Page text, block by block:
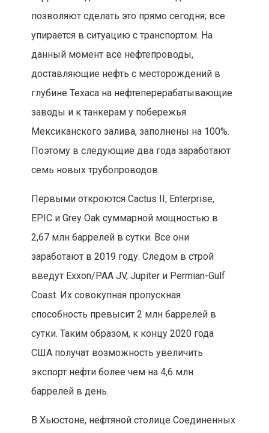
позволяют сделать это прямо сегодня; все
упирается в ситуацию с транспортом. На
данный момент все нефтепроводы,
доставляющие нефть с месторождений в
глубине Техаса на нефтеперерабатывающие
заводы и к танкерам у побережья
Мексиканского залива, заполнены на 100%.
Поэтому в следующие два года заработают
семь новых трубопроводов.
Первыми откроются Cactus II, Enterprise,
EPIC и Grey Oak суммарной мощностью в
2,67 млн баррелей в сутки. Все они
заработают в 2019 году. Следом в строй
введут Exxon/PAA JV, Jupiter и Permian-Gulf
Coast. Их совокупная пропускная
способность превысит 2 млн баррелей в
сутки. Таким образом, к концу 2020 года
США получат возможность увеличить
экспорт нефти более чем на 4,6 млн
баррелей в день.
В Хьюстоне, нефтяной столице Соединенных